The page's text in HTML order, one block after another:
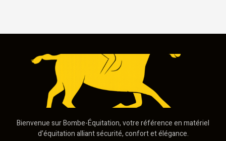
Bienvenue sur Bombe-Équitation, votre référence en matériel
d’équitation alliant sécurité, confort et élégance.